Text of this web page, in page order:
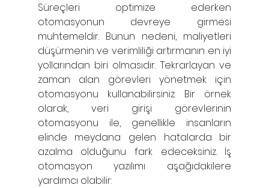
Süreçleri optimize ederken
otomasyonun devreye girmesi
muhtemeldir. Bunun nedeni, maliyetleri
düşürmenin ve verimliliği artırmanın en iyi
yollarından biri olmasıdır. Tekrarlayan ve
zaman alan görevleri yönetmek için
otomasyonu kullanabilirsiniz. Bir örnek
olarak, veri girişi görevlerinin
otomasyonu ile, genellikle insanların
elinde meydana gelen hatalarda bir
azalma olduğunu fark edeceksiniz. İş
otomasyon yazılımı aşağıdakilere
yardımcı olabilir: